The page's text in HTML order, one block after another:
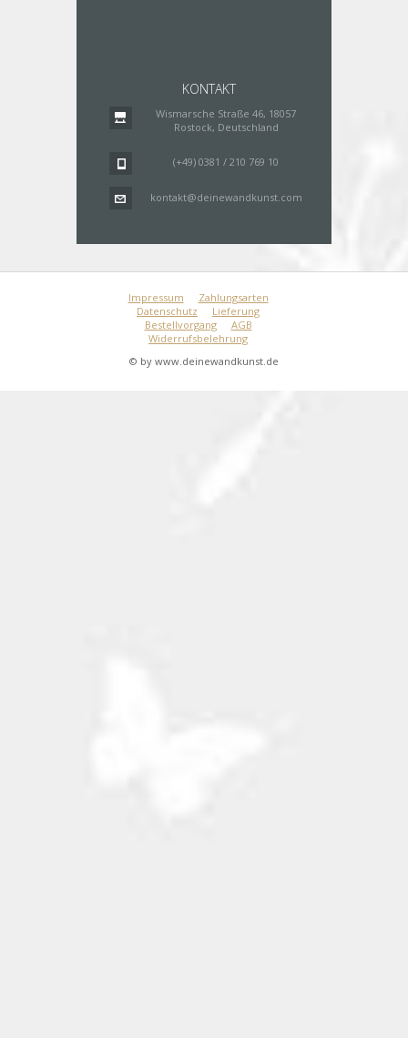
KONTAKT
Wismarsche Straße 46, 18057
Rostock, Deutschland
(+49) 0381 / 210 769 10
kontakt@deinewandkunst.com
Impressum
Zahlungsarten
Datenschutz
Lieferung
Bestellvorgang
AGB
Widerrufsbelehrung
© by www.deinewandkunst.de